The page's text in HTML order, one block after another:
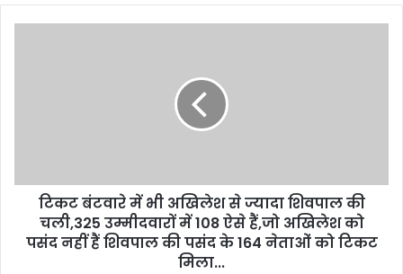
टिकट बंटवारे में भी अखिलेश से ज्यादा शिवपाल की
चली,325 उम्मीदवारों में 108 ऐसे हैं,जो अखिलेश को
पसंद नहीं हैं शिवपाल की पसंद के 164 नेताओं को टिकट
मिला...